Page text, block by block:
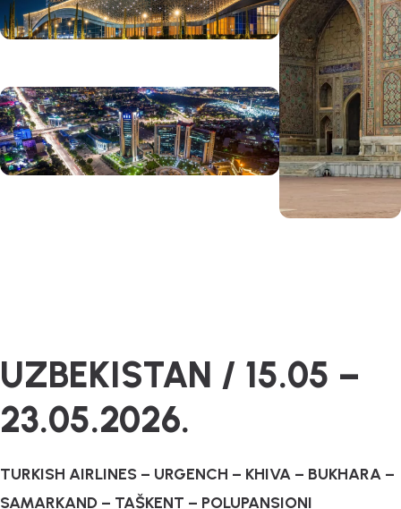
UZBEKISTAN / 15.05 –
23.05.2026.
TURKISH AIRLINES – URGENCH – KHIVA – BUKHARA –
SAMARKAND – TAŠKENT – POLUPANSIONI